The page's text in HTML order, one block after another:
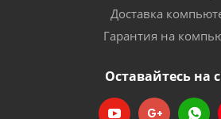
Доставка
Гарантия на
Оставайтесь на